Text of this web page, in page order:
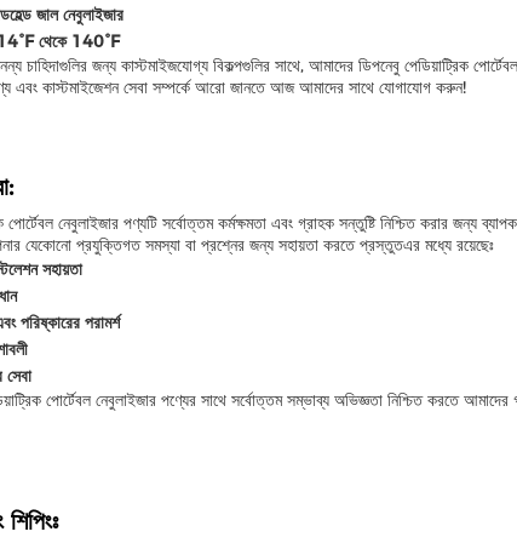
জাল নেবুলাইজার
14°F থেকে 140°F
চাহিদাগুলির জন্য কাস্টমাইজযোগ্য বিকল্পগুলির সাথে, আমাদের ডিপনেবু পেডিয়াট্রিক
এবং কাস্টমাইজেশন সেবা সম্পর্কে আরো জানতে আজ আমাদের সাথে যোগাযোগ করুন!
পোর্টেবল নেবুলাইজার পণ্যটি সর্বোত্তম কর্মক্ষমতা এবং গ্রাহক সন্তুষ্টি নিশ্চিত করার জন্য
যেকোনো প্রযুক্তিগত সমস্যা বা প্রশ্নের জন্য সহায়তা করতে প্রস্তুতএর মধ্যে রয়েছেঃ
সহায়তা
পরিষ্কারের পরামর্শ
সেবা
পোর্টেবল নেবুলাইজার পণ্যের সাথে সর্বোত্তম সম্ভাব্য অভিজ্ঞতা নিশ্চিত করতে আমাদের